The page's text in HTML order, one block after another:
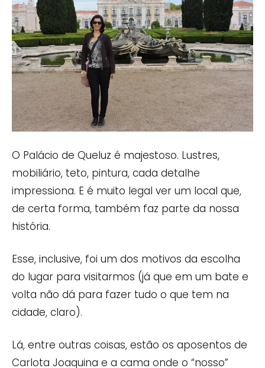
O Palácio de Queluz é majestoso. Lustres,
mobiliário, teto, pintura, cada detalhe
impressiona. E é muito legal ver um local que,
de certa forma, também faz parte da nossa
história.
Esse, inclusive, foi um dos motivos da escolha
do lugar para visitarmos (já que em um bate e
volta não dá para fazer tudo o que tem na
cidade, claro).
Lá, entre outras coisas, estão os aposentos de
Carlota Joaquina e a cama onde o “nosso”